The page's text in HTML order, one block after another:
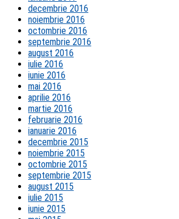
decembrie 2016
noiembrie 2016
octombrie 2016
septembrie 2016
august 2016
iulie 2016
iunie 2016
mai 2016
aprilie 2016
martie 2016
februarie 2016
ianuarie 2016
decembrie 2015
noiembrie 2015
octombrie 2015
septembrie 2015
august 2015
iulie 2015
iunie 2015